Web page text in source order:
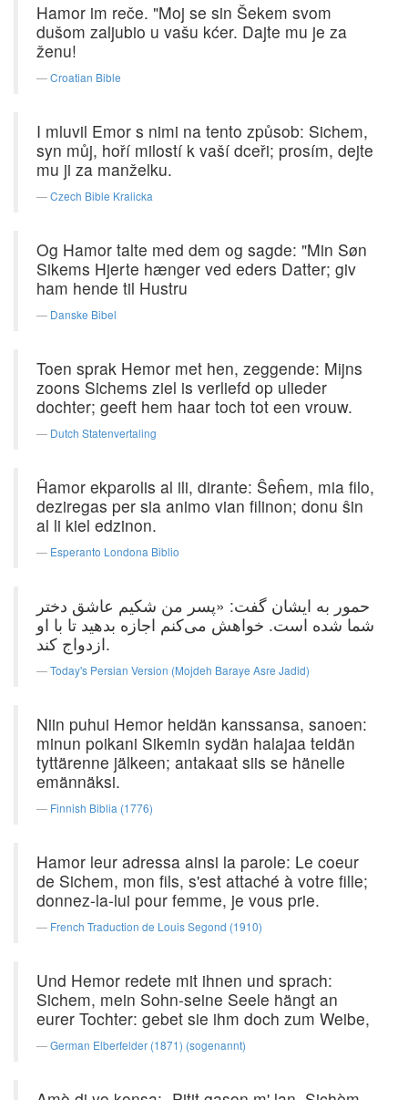
Hamor im reče. "Moj se sin Šekem svom
dušom zaljubio u vašu kćer. Dajte mu je za
ženu!
Croatian Bible
I mluvil Emor s nimi na tento způsob: Sichem,
syn můj, hoří milostí k vaší dceři; prosím, dejte
mu ji za manželku.
Czech Bible Kralicka
Og Hamor talte med dem og sagde: "Min Søn
Sikems Hjerte hænger ved eders Datter; giv
ham hende til Hustru
Danske Bibel
Toen sprak Hemor met hen, zeggende: Mijns
zoons Sichems ziel is verliefd op ulieder
dochter; geeft hem haar toch tot een vrouw.
Dutch Statenvertaling
Ĥamor ekparolis al ili, dirante: Ŝeĥem, mia filo,
deziregas per sia animo vian filinon; donu ŝin
al li kiel edzinon.
Esperanto Londona Biblio
حمور به ‌ایشان‌ گفت‌: «پسر من‌ شكیم ‌عاشق ‌دختر
شما شده‌ است‌. خواهش ‌می‌كنم ‌اجازه ‌بدهید تا با او
ازدواج ‌كند.
Today's Persian Version (Mojdeh Baraye Asre Jadid)
Niin puhui Hemor heidän kanssansa, sanoen:
minun poikani Sikemin sydän halajaa teidän
tyttärenne jälkeen; antakaat siis se hänelle
emännäksi.
Finnish Biblia (1776)
Hamor leur adressa ainsi la parole: Le coeur
de Sichem, mon fils, s'est attaché à votre fille;
donnez-la-lui pour femme, je vous prie.
French Traduction de Louis Segond (1910)
Und Hemor redete mit ihnen und sprach:
Sichem, mein Sohn-seine Seele hängt an
eurer Tochter: gebet sie ihm doch zum Weibe,
German Elberfelder (1871) (sogenannt)